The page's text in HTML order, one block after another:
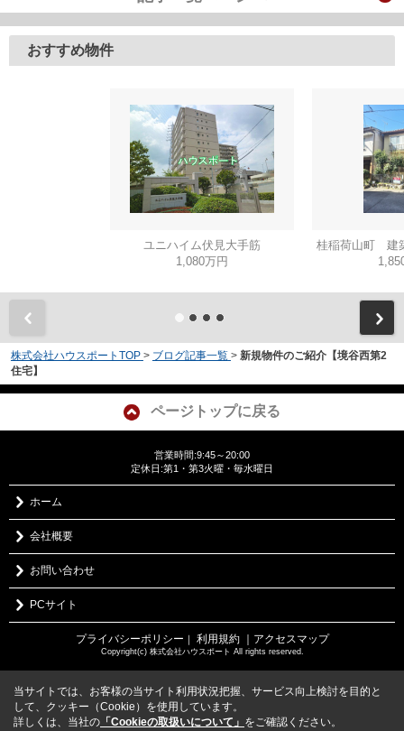
おすすめ物件
ユニハイム伏見大手筋
1,080万円
桂稲荷山町 建
株式会社ハウスポートTOP > ブログ記事一覧 > 新規物件のご紹介【境谷西第2
住宅】
ページトップに戻る
営業時間:9:45～20:00
定休日:第1・第3火曜・毎水曜日
ホーム
会社概要
お問い合わせ
PCサイト
プライバシーポリシー 利用規約 ｜アクセスマップ
Copyright(c) 株式会社ハウスポート All rights reserved.
当サイトでは、お客様の当サイト利用状況把握、サービス向上検討を目的と
して、クッキー（Cookie）を使用しています。
詳しくは、当社の 「Cookieの取扱いについて」 をご確認ください。